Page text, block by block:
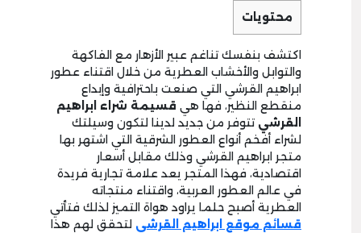
محتويات
اكتشف بنفسك تناغم عبير الأزهار مع الفاكهة
والتوابل والأخشاب العطرية من خلال اقتناء عطور
ابراهيم القرشي التي صنعت باحترافية وإبداع
منقطع النظير، فها هي قسيمة شراء ابراهيم
القرشي تتوفر من جديد لدينا لتكون وسيلتك
لشراء أفخم أنواع العطور الشرقية التي اشتهر بها
متجر ابراهيم القرشي وذلك مقابل أسعار
اقتصادية، فهذا المتجر يعد علامة تجارية فريدة
في عالم العطور العربية، واقتناء منتجاته
العطرية أصبح حلما يراود هواة التميز لذلك فتأتي
قسائم موقع ابراهيم القرشي لتحقق لهم هذا